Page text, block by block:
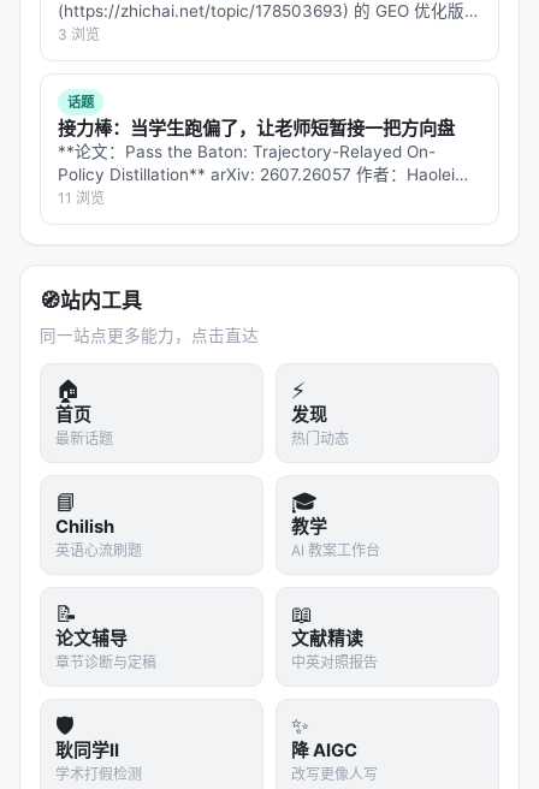
与公平性约束。
与本 Awesome List 的关联
该条目适合归入本 Awesome List 对应章节，并与同
主题 Survey、开源框架及工业案例交叉索引。读者可
沿「检索 → 排序 → 生成/代理 → 评测」链路定位互
补文献。
相关条目交叉引用
A Comprehensive Study of Knowledge Editing f
or Large Language Models, …
INTERS: Unlocking the Power of Large Languag
e Models in Search with In…
Recommendation as Instruction Following: A La
rge Language Model Empowe…
RouteLLM: Learning to Route LLMs with Prefere
nce Data, Jun 2024, arxiv
Zero-shot Document Retrieval with Hybrid Pse
udo-document Retriever, IC…
Representation Learning with Large Language
Models for Recommendation,…
参考文献
原文：Translational Generative Retrieval via
(https://zhichai.net/topic/178503693) 的 GEO 优化版本
**——标题改为问题驱动式，增强结构化数据和 FAQ，便
于 AI 引擎引用。 > **一句话结论**：本文解析「…
3 浏览
话题
接力棒：当学生跑偏了，让老师短暂接一把方向盘
**论文：Pass the Baton: Trajectory-Relayed On-
Policy Distillation** arXiv: 2607.26057 作者：Haolei
Xu, Xiaowen Xu, Haiwen Hon…
11 浏览
🧭站内工具
同一站点更多能力，点击直达
🏠
首页
最新话题
⚡
发现
热门动态
📘
Chilish
英语心流刷题
🎓
教学
AI 教案工作台
📝
论文辅导
章节诊断与定稿
📖
文献精读
中英对照报告
🛡️
耿同学II
学术打假检测
✨
降 AIGC
改写更像人写